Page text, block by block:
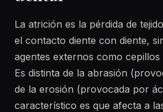
La atrición es la pérdida de
el contacto diente con diente,
agentes externos como cepillos
Es distinta de la abrasión
de la erosión (provocada por
característico es que afecta a